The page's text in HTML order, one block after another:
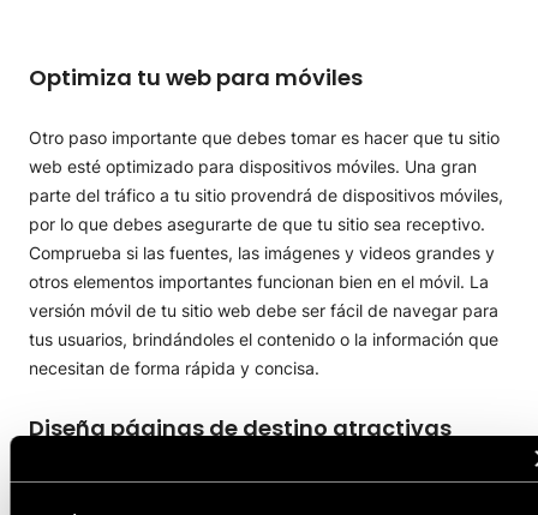
Optimiza tu web para móviles
Otro paso importante que debes tomar es hacer que tu sitio
web esté optimizado para dispositivos móviles. Una gran
parte del tráfico a tu sitio provendrá de dispositivos móviles,
por lo que debes asegurarte de que tu sitio sea receptivo.
Comprueba si las fuentes, las imágenes y videos grandes y
otros elementos importantes funcionan bien en el móvil. La
versión móvil de tu sitio web debe ser fácil de navegar para
tus usuarios, brindándoles el contenido o la información que
necesitan de forma rápida y concisa.
Diseña páginas de destino atractivas
Las páginas de destino son lo primero que ven los usuarios